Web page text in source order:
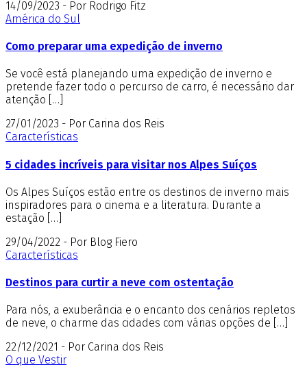
14/09/2023 - Por Rodrigo Fitz
América do Sul
Como preparar uma expedição de inverno
Se você está planejando uma expedição de inverno e
pretende fazer todo o percurso de carro, é necessário dar
atenção […]
27/01/2023 - Por Carina dos Reis
Características
5 cidades incríveis para visitar nos Alpes Suíços
Os Alpes Suíços estão entre os destinos de inverno mais
inspiradores para o cinema e a literatura. Durante a
estação […]
29/04/2022 - Por Blog Fiero
Características
Destinos para curtir a neve com ostentação
Para nós, a exuberância e o encanto dos cenários repletos
de neve, o charme das cidades com várias opções de […]
22/12/2021 - Por Carina dos Reis
O que Vestir